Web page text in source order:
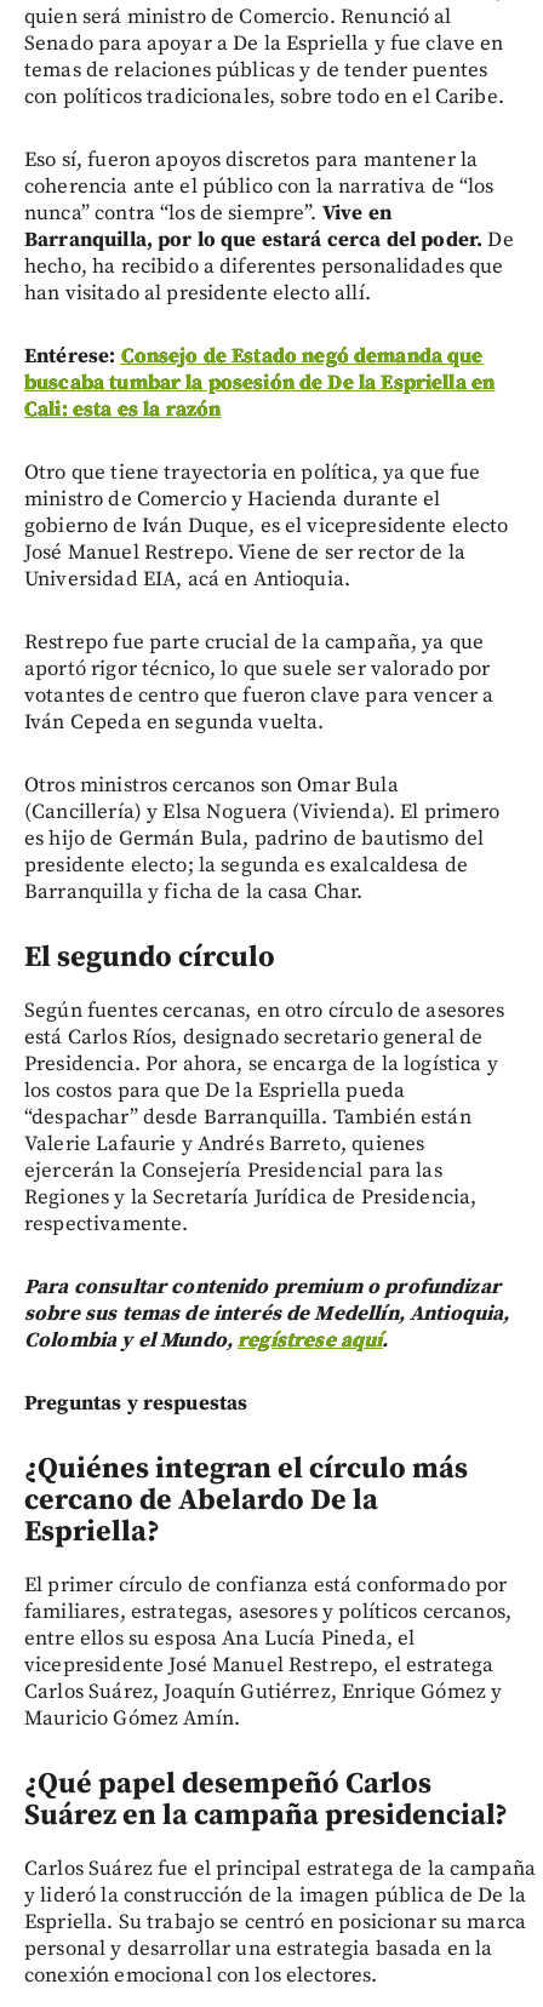
quien será ministro de Comercio. Renunció al
Senado para apoyar a De la Espriella y fue clave en
temas de relaciones públicas y de tender puentes
con políticos tradicionales, sobre todo en el Caribe.
Eso sí, fueron apoyos discretos para mantener la
coherencia ante el público con la narrativa de “los
nunca” contra “los de siempre”. Vive en
Barranquilla, por lo que estará cerca del poder.De
hecho, ha recibido a diferentes personalidades que
han visitado al presidente electo allí.
Entérese: Consejo de Estado negó demanda que
buscaba tumbar la posesión de De la Espriella en
Cali: esta es la razón
Otro que tiene trayectoria en política, ya que fue
ministro de Comercio y Hacienda durante el
gobierno de Iván Duque, es el vicepresidente electo
José Manuel Restrepo. Viene de ser rector de la
Universidad EIA, acá en Antioquia.
Restrepo fue parte crucial de la campaña, ya que
aportó rigor técnico, lo que suele ser valorado por
votantes de centro que fueron clave para vencer a
Iván Cepeda en segunda vuelta.
Otros ministros cercanos son Omar Bula
(Cancillería) y Elsa Noguera (Vivienda). El primero
es hijo de Germán Bula, padrino de bautismo del
presidente electo; la segunda es exalcaldesa de
Barranquilla y ficha de la casa Char.
El segundo círculo
Según fuentes cercanas, en otro círculo de asesores
está Carlos Ríos, designado secretario general de
Presidencia. Por ahora, se encarga de la logística y
los costos para que De la Espriella pueda
“despachar” desde Barranquilla. También están
Valerie Lafaurie y Andrés Barreto, quienes
ejercerán la Consejería Presidencial para las
Regiones y la Secretaría Jurídica de Presidencia,
respectivamente.
Para consultar contenido premium o profundizar
sobre sus temas de interés de Medellín, Antioquia,
Colombia y el Mundo,regístrese aquí.
Preguntas y respuestas
¿Quiénes integran el círculo más
cercano de Abelardo De la
Espriella?
El primer círculo de confianza está conformado por
familiares, estrategas, asesores y políticos cercanos,
entre ellos su esposa Ana Lucía Pineda, el
vicepresidente José Manuel Restrepo, el estratega
Carlos Suárez, Joaquín Gutiérrez, Enrique Gómez y
Mauricio Gómez Amín.
¿Qué papel desempeñó Carlos
Suárez en la campaña presidencial?
Carlos Suárez fue el principal estratega de la campaña
y lideró la construcción de la imagen pública de De la
Espriella. Su trabajo se centró en posicionar su marca
personal y desarrollar una estrategia basada en la
conexión emocional con los electores.